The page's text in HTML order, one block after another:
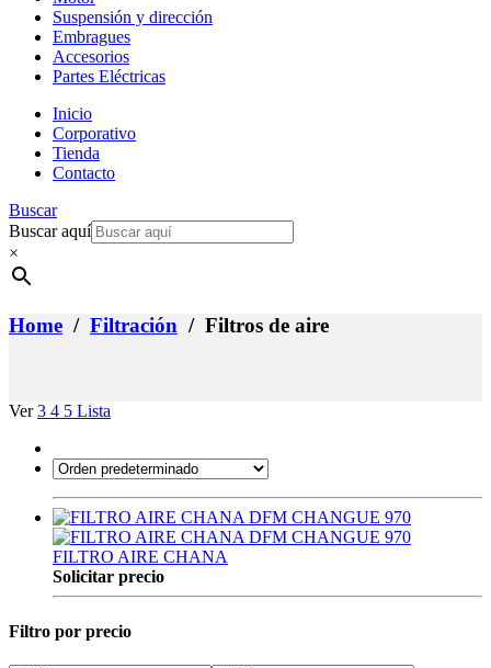
Suspensión y dirección
Embragues
Accesorios
Partes Eléctricas
Inicio
Corporativo
Tienda
Contacto
Buscar
Buscar aquí
×
Home / Filtración / Filtros de aire
Ver3 4 5 Lista
FILTRO AIRE CHANA
Solicitar precio
Filtro por precio